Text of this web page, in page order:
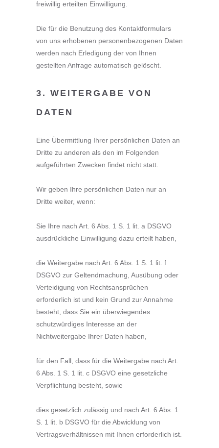
freiwillig erteilten Einwilligung.
Die für die Benutzung des Kontaktformulars
von uns erhobenen personenbezogenen Daten
werden nach Erledigung der von Ihnen
gestellten Anfrage automatisch gelöscht.
3. WEITERGABE VON
DATEN
Eine Übermittlung Ihrer persönlichen Daten an
Dritte zu anderen als den im Folgenden
aufgeführten Zwecken findet nicht statt.
Wir geben Ihre persönlichen Daten nur an
Dritte weiter, wenn:
Sie Ihre nach Art. 6 Abs. 1 S. 1 lit. a DSGVO
ausdrückliche Einwilligung dazu erteilt haben,
die Weitergabe nach Art. 6 Abs. 1 S. 1 lit. f
DSGVO zur Geltendmachung, Ausübung oder
Verteidigung von Rechtsansprüchen
erforderlich ist und kein Grund zur Annahme
besteht, dass Sie ein überwiegendes
schutzwürdiges Interesse an der
Nichtweitergabe Ihrer Daten haben,
für den Fall, dass für die Weitergabe nach Art.
6 Abs. 1 S. 1 lit. c DSGVO eine gesetzliche
Verpflichtung besteht, sowie
dies gesetzlich zulässig und nach Art. 6 Abs. 1
S. 1 lit. b DSGVO für die Abwicklung von
Vertragsverhältnissen mit Ihnen erforderlich ist.